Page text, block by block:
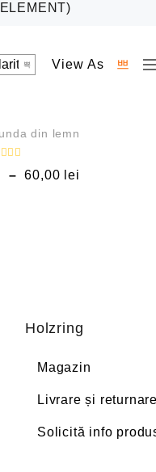
View As
din lemn
– 60,00 lei
Holzring
Magazin
Livrare și returnare
Solicită info